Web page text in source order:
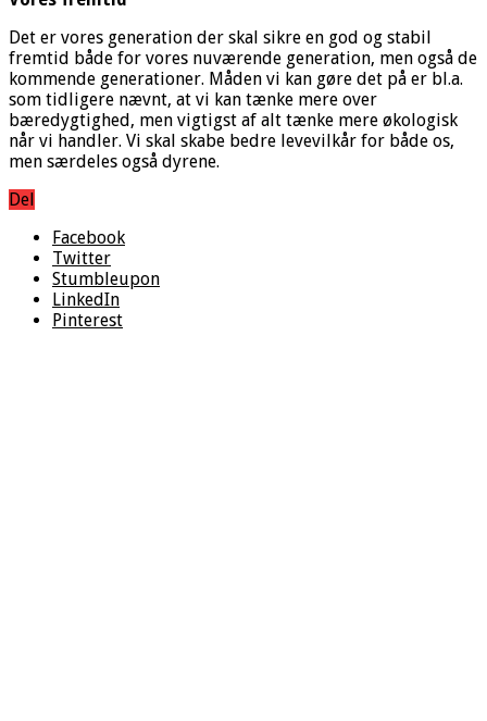
Det er vores generation der skal sikre en god og stabil
fremtid både for vores nuværende generation, men også de
kommende generationer. Måden vi kan gøre det på er bl.a.
som tidligere nævnt, at vi kan tænke mere over
bæredygtighed, men vigtigst af alt tænke mere økologisk
når vi handler. Vi skal skabe bedre levevilkår for både os,
men særdeles også dyrene.
Del
Facebook
Twitter
Stumbleupon
LinkedIn
Pinterest